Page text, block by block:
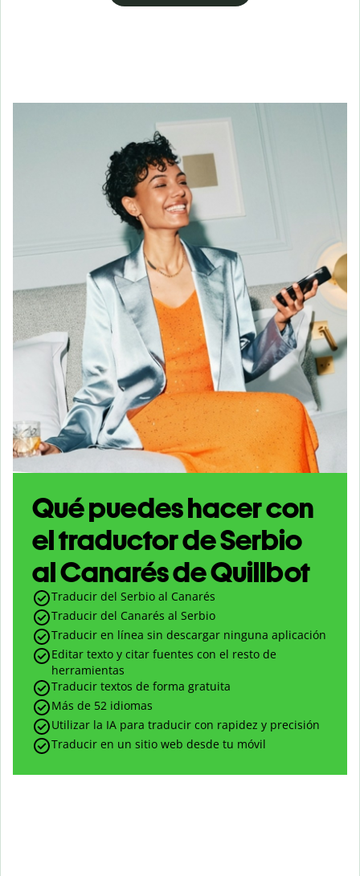
Qué puedes hacer con
el traductor de Serbio
al Canarés de Quillbot
Traducir del Serbio al Canarés
Traducir del Canarés al Serbio
Traducir en línea sin descargar ninguna aplicación
Editar texto y citar fuentes con el resto de
herramientas
Traducir textos de forma gratuita
Más de 52 idiomas
Utilizar la IA para traducir con rapidez y precisión
Traducir en un sitio web desde tu móvil